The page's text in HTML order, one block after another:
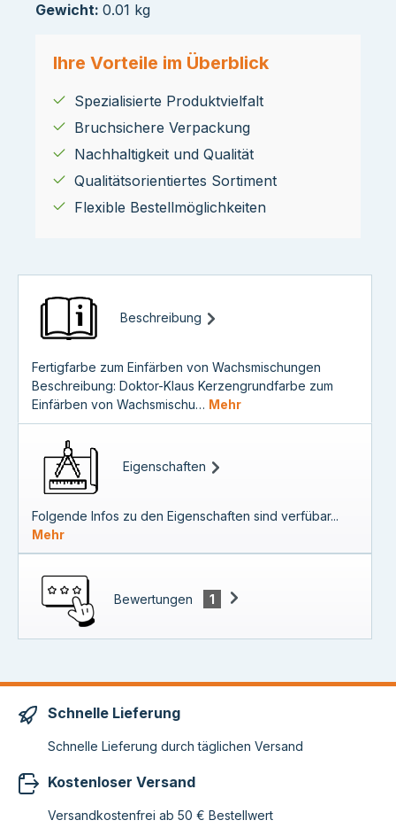
Gewicht: 0.01 kg
Ihre Vorteile im Überblick
Spezialisierte Produktvielfalt
Bruchsichere Verpackung
Nachhaltigkeit und Qualität
Qualitätsorientiertes Sortiment
Flexible Bestellmöglichkeiten
Beschreibung
Fertigfarbe zum Einfärben von Wachsmischungen
Beschreibung: Doktor-Klaus Kerzengrundfarbe zum
Einfärben von Wachsmischu… Mehr
Eigenschaften
Folgende Infos zu den Eigenschaften sind verfübar...
Mehr
Bewertungen 1
Schnelle Lieferung
Schnelle Lieferung durch täglichen Versand
Kostenloser Versand
Versandkostenfrei ab 50 € Bestellwert